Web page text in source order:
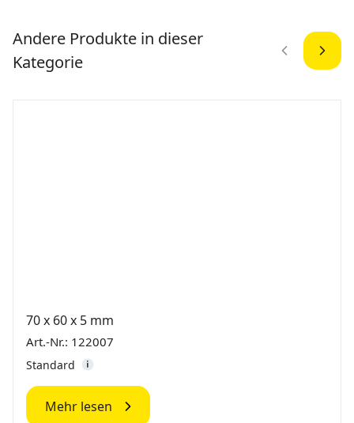
Andere Produkte in dieser
Kategorie
70 x 60 x 5 mm
Art.-Nr.: 122007
Standard
Mehr lesen